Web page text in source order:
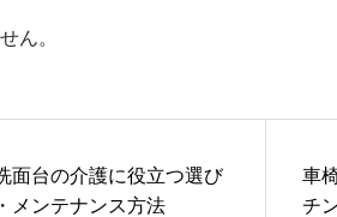
ん。
面台の介護に役立つ選び
メンテナンス方法
車
チ